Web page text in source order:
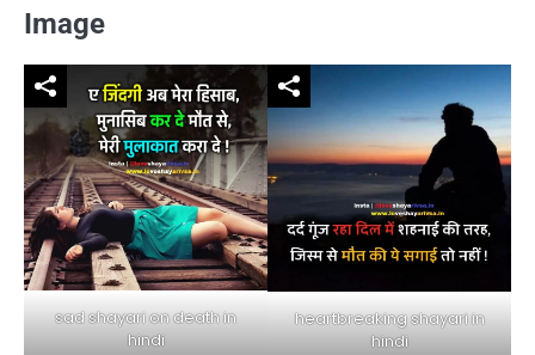
Image
sad shayari on death in
hindi
heartbreaking shayari in
hindi